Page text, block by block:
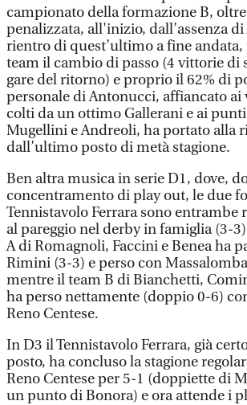
campionato della formazione B,
penalizzata, all'inizio, dall’assenza
rientro di quest’ultimo a fine andata,
team il cambio di passo (4 vittorie di
gare del ritorno) e proprio il 62% di
personale di Antonucci, affiancato ai
colti da un ottimo Gallerani e ai
Mugellini e Andreoli, ha portato alla
dall’ultimo posto di metà stagione.
Ben altra musica in serie D1, dove,
concentramento di play out, le due
Tennistavolo Ferrara sono entrambe
al pareggio nel derby in famiglia (3-
A di Romagnoli, Faccini e Benea ha
Rimini (3-3) e perso con
mentre il team B di Bianchetti,
ha perso nettamente (doppio 0-6)
Reno Centese.
In D3 il Tennistavolo Ferrara, già
posto, ha concluso la stagione
Reno Centese per 5-1 (doppiette di
un punto di Bonora) e ora attende i